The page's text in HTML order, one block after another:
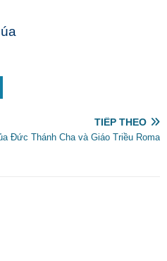
TIẾP THEO
Đức Thánh Cha và Giáo Triều Roma